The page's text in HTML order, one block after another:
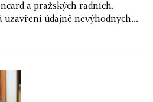
a pražských radních.
uzavření údajně nevýhodných...